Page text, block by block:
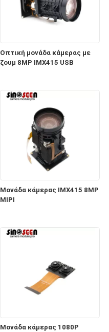
Οπτική μονάδα κάμερας με
ζουμ 8MP IMX415 USB
Μονάδα κάμερας IMX415 8MP
MIPI
Μονάδα κάμερας 1080P